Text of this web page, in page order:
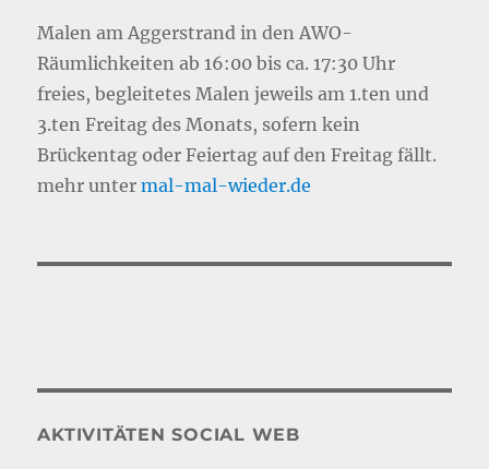
Malen am Aggerstrand in den AWO-
Räumlichkeiten ab 16:00 bis ca. 17:30 Uhr
freies, begleitetes Malen jeweils am 1.ten und
3.ten Freitag des Monats, sofern kein
Brückentag oder Feiertag auf den Freitag fällt.
mehr untermal-mal-wieder.de
AKTIVITÄTEN SOCIAL WEB